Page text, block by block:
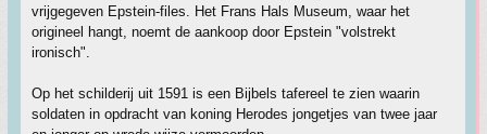
vrijgegeven Epstein-files. Het Frans Hals Museum, waar het
origineel hangt, noemt de aankoop door Epstein "volstrekt
ironisch".
Op het schilderij uit 1591 is een Bijbels tafereel te zien waarin
soldaten in opdracht van koning Herodes jongetjes van twee jaar